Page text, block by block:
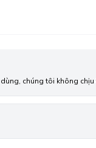
chúng tôi không